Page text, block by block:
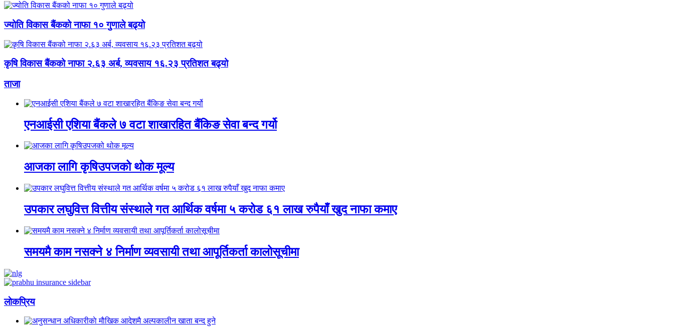
ज्योति विकास बैंकको नाफा १० गुणाले बढ्यो
कृषि विकास बैंकको नाफा २.६३ अर्ब, व्यवसाय १६.२३ प्रतिशत बढ्यो
ताजा
एनआईसी एशिया बैंकले ७ वटा शाखारहित बैंकिङ सेवा बन्द गर्यो
आजका लागि कृषिउपजको थोक मूल्य
उपकार लघुवित्त वित्तीय संस्थाले गत आर्थिक वर्षमा ५ करोड ६१ लाख रुपैयाँ खुद नाफा कमाए
समयमै काम नसक्ने ४ निर्माण व्यवसायी तथा आपूर्तिकर्ता कालोसूचीमा
लाेकप्रिय